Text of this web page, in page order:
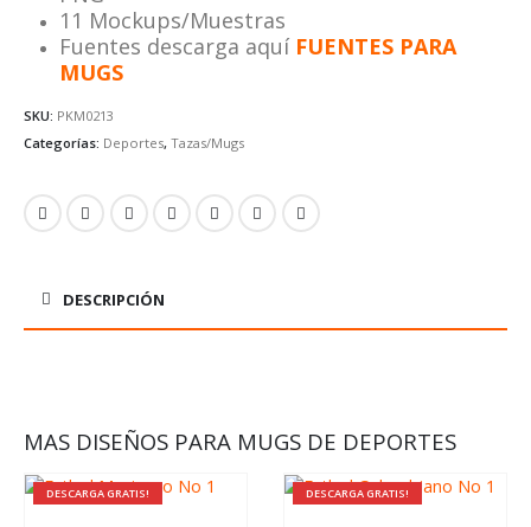
11 Mockups/Muestras
Fuentes descarga aquí FUENTES PARA
MUGS
SKU: PKM0213
Categorías: Deportes, Tazas/Mugs
DESCRIPCIÓN
MAS DISEÑOS PARA MUGS DE DEPORTES
DESCARGA GRATIS! DESCARGA GRATIS!